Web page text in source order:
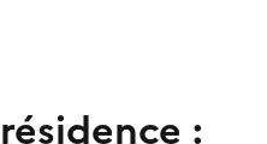
: